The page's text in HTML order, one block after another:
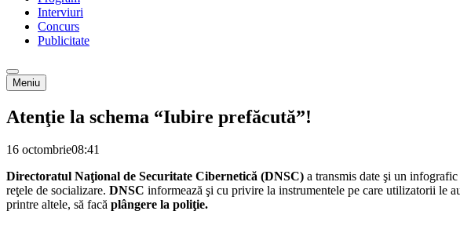
Interviuri
Concurs
Publicitate
Meniu
Atenţie la schema “Iubire prefăcută”!
16 octombrie08:41
Directoratul Naţional de Securitate Cibernetică (DNSC) a transmis date şi un infografic
reţele de socializare. DNSC informează şi cu privire la instrumentele pe care utilizatorii le
printre altele, să facă plângere la poliţie.